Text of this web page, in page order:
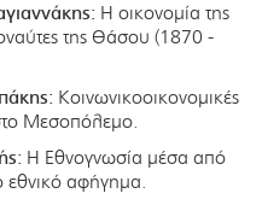
Η οικονομία της
της Θάσου (1870 -
Κοινωνικοοικονομικές
Μεσοπόλεμο.
Η Εθνογνωσία μέσα από
εθνικό αφήγημα.